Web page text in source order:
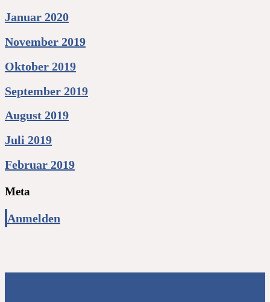
Januar 2020
November 2019
Oktober 2019
September 2019
August 2019
Juli 2019
Februar 2019
Meta
Anmelden